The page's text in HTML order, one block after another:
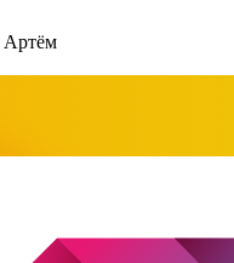
Артём